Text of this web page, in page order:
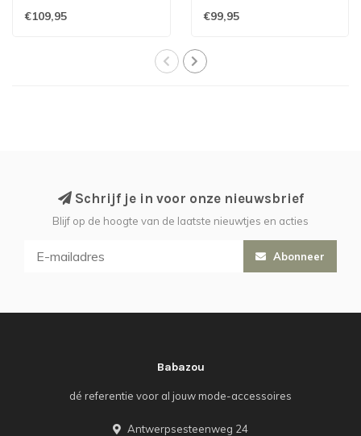
€109,95 €99,95
Schrijf je in voor onze nieuwsbrief
Blijf op de hoogte van de laatste nieuwtjes en acties
Abonneer
Babazou
dé referentie voor al jouw mode-accessoires
Antwerpsesteenweg 24